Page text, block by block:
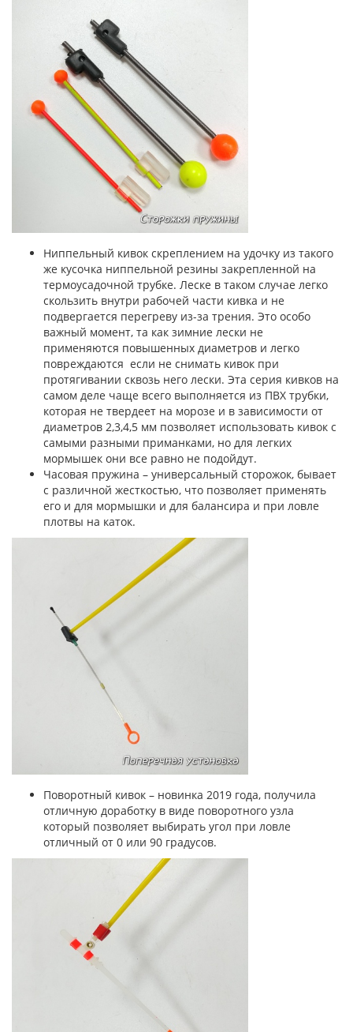
Ниппельный кивок скреплением на удочку из такого
же кусочка ниппельной резины закрепленной на
термоусадочной трубке. Леске в таком случае легко
скользить внутри рабочей части кивка и не
подвергается перегреву из-за трения. Это особо
важный момент, та как зимние лески не
применяются повышенных диаметров и легко
повреждаются если не снимать кивок при
протягивании сквозь него лески. Эта серия кивков на
самом деле чаще всего выполняется из ПВХ трубки,
которая не твердеет на морозе и в зависимости от
диаметров 2,3,4,5 мм позволяет использовать кивок с
самыми разными приманками, но для легких
мормышек они все равно не подойдут.
Часовая пружина – универсальный сторожок, бывает
с различной жесткостью, что позволяет применять
его и для мормышки и для балансира и при ловле
плотвы на каток.
Поворотный кивок – новинка 2019 года, получила
отличную доработку в виде поворотного узла
который позволяет выбирать угол при ловле
отличный от 0 или 90 градусов.